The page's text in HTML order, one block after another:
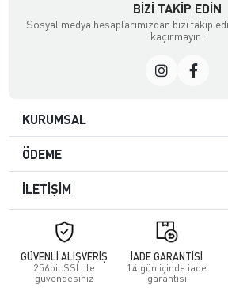
BIZI TAKIP EDIN
Sosyal medya hesaplarımızdan bizi takip
kaçırmayın!
KURUMSAL
ÖDEME
İLETİŞİM
GÜVENLİ ALIŞVERİŞ
256bit SSL ile
güvendesiniz
İADE GARANTİSİ
14 gün içinde iade
garantisi